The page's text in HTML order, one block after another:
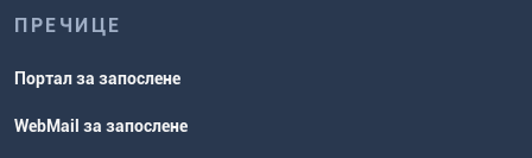
ПРЕЧИЦЕ
Портал за запослене
WebMail за запослене